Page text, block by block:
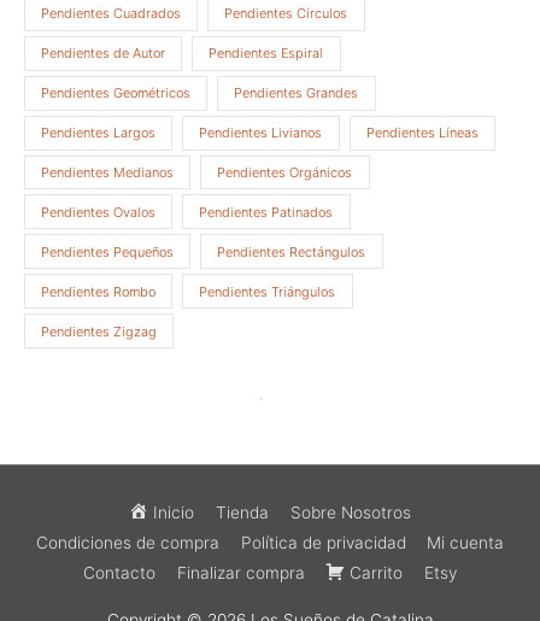
Pendientes Cuadrados Pendientes Círculos
Pendientes de Autor Pendientes Espiral
Pendientes Geométricos Pendientes Grandes
Pendientes Largos Pendientes Livianos Pendientes Líneas
Pendientes Medianos Pendientes Orgánicos
Pendientes Ovalos Pendientes Patinados
Pendientes Pequeños Pendientes Rectángulos
Pendientes Rombo Pendientes Triángulos
Pendientes Zigzag
Inicio Tienda
Sobre Nosotros
Condiciones de compra
Política de privacidad
Mi cuenta
Contacto
Finalizar compra Carrito Etsy